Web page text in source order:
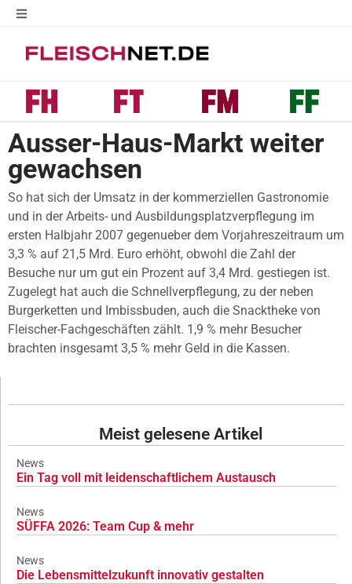
Ausser-Haus-Markt weiter
gewachsen
So hat sich der Umsatz in der kommerziellen Gastronomie
und in der Arbeits- und Ausbildungsplatzverpflegung im
ersten Halbjahr 2007 gegenueber dem Vorjahreszeitraum um
3,3 % auf 21,5 Mrd. Euro erhöht, obwohl die Zahl der
Besuche nur um gut ein Prozent auf 3,4 Mrd. gestiegen ist.
Zugelegt hat auch die Schnellverpflegung, zu der neben
Burgerketten und Imbissbuden, auch die Snacktheke von
Fleischer-Fachgeschäften zählt. 1,9 % mehr Besucher
brachten insgesamt 3,5 % mehr Geld in die Kassen.
Meist gelesene Artikel
News
Ein Tag voll mit leidenschaftlichem Austausch
News
SÜFFA 2026: Team Cup & mehr
News
Die Lebensmittelzukunft innovativ gestalten